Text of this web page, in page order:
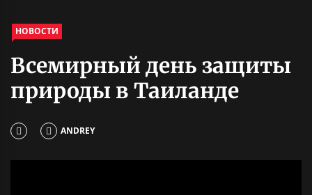
НОВОСТИ
Всемирный день защиты
природы в Таиланде
ANDREY